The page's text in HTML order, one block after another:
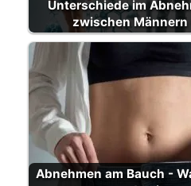
Unterschiede im
zwischen
Abnehmen am Bauch -